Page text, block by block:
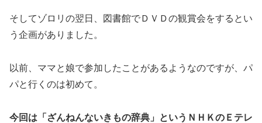
そしてゾロリの翌日、図書館でＤＶＤの観賞会をするとい
う企画がありました。
以前、ママと娘で参加したことがあるようなのですが、パ
パと行くのは初めて。
今回は「ざんねんないきもの辞典」というＮＨＫのＥテレ